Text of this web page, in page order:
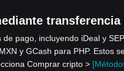
transferencia
pago, incluyendo iDeal y
y GCash para PHP. Estos
Comprar cripto >